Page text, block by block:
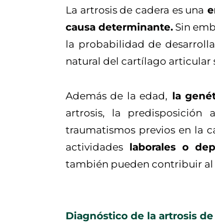
La artrosis de cadera es una
causa determinante. Sin
la probabilidad de
natural del cartílago articular
Además de la edad, la
artrosis, la predisposición
traumatismos previos en la
actividades laborales o
también pueden contribuir
Diagnóstico de la artrosis de